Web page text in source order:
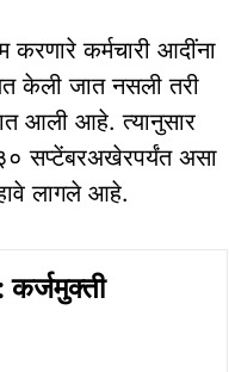
कर्मचारी आदींना
केली जात नसली तरी
आली आहे. त्यानुसार
सप्टेंबरअखेरपर्यंत असा
लागले आहे.